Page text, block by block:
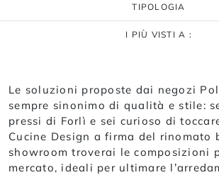
TIPOLOGIA
I PIÙ VISTI A :
Le soluzioni proposte dai negozi
sempre sinonimo di qualità e stile:
pressi di Forlì e sei curioso di
Cucine Design a firma del rinomato
showroom troverai le composizioni
mercato, ideali per ultimare